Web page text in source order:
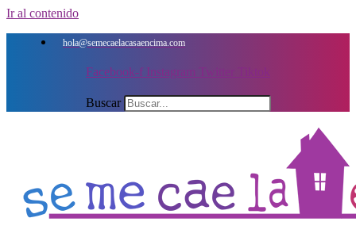
Ir al contenido
hola@semecaelacasaencima.com
Facebook-f Instagram Twitter
Buscar